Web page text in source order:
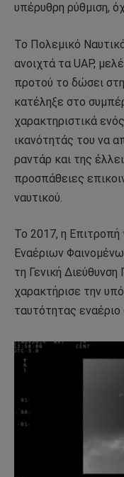
υπέρυθρη ρύθμιση,
Το Πολεμικό
ανοιχτά τα UAP,
προτού το δώσει
κατέληξε στο
χαρακτηριστικά
ικανότητάς του να
ραντάρ και της
προσπάθειες
ναυτικού.
Το 2017, η
Εναέριων
τη Γενική
χαρακτήρισε την
ταυτότητας εναέριο